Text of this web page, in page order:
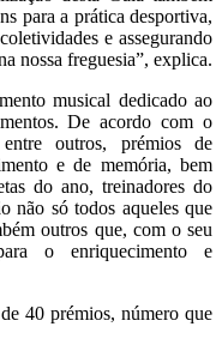
para a prática desportiva,
e assegurando
nossa freguesia”, explica.
musical dedicado ao
De acordo com o
outros, prémios de
e de memória, bem
do ano, treinadores do
não só todos aqueles que
outros que, com o seu
o enriquecimento e
40 prémios, número que